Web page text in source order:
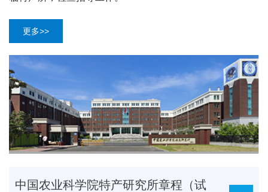
更多>>
中国农业科学院特产研究所章程（试